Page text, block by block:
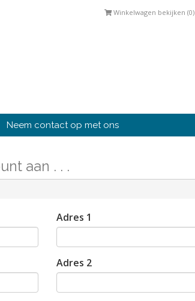
Winkelwagen bekijken (0)
Neem contact op met ons
aan . . .
Adres 1
Adres 2